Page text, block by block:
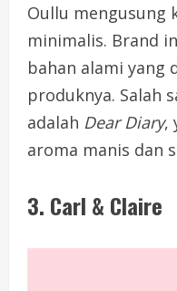
Oullu mengusung
minimalis. Brand
bahan alami yang
produknya. Salah
adalah Dear Diary,
aroma manis dan
3. Carl & Claire